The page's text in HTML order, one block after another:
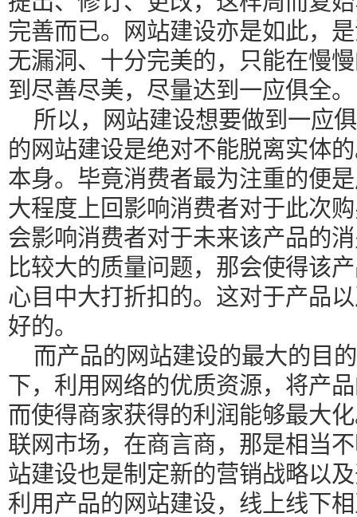
完善而已。网站建设亦是如此，
无漏洞、十分完美的，只能在慢
到尽善尽美，尽量达到一应俱全。
所以，网站建设想要做到一应
的网站建设是绝对不能脱离实体
本身。毕竟消费者最为注重的便
大程度上回影响消费者对于此次
会影响消费者对于未来该产品的
比较大的质量问题，那会使得该
心目中大打折扣的。这对于产品
好的。
而产品的网站建设的最大的目
下，利用网络的优质资源，将产
而使得商家获得的利润能够最大
联网市场，在商言商，那是相当
站建设也是制定新的营销战略以
利用产品的网站建设，线上线下